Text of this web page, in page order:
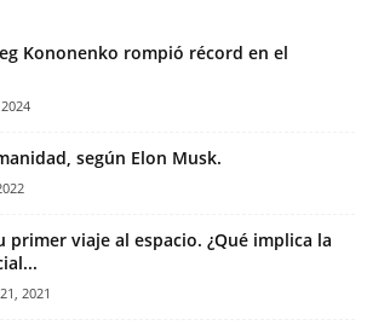
Kononenko rompió récord en el
según Elon Musk.
primer viaje al espacio. ¿Qué implica la
2021